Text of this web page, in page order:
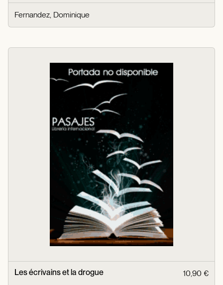
Fernandez, Dominique
Les écrivains et la drogue 10,90 €